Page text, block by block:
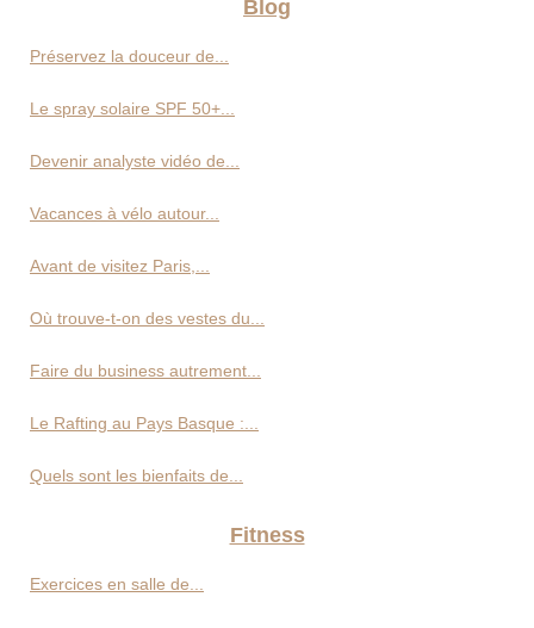
Blog
Préservez la douceur de...
Le spray solaire SPF 50+...
Devenir analyste vidéo de...
Vacances à vélo autour...
Avant de visitez Paris,...
Où trouve-t-on des vestes du...
Faire du business autrement...
Le Rafting au Pays Basque :...
Quels sont les bienfaits de...
Fitness
Exercices en salle de...